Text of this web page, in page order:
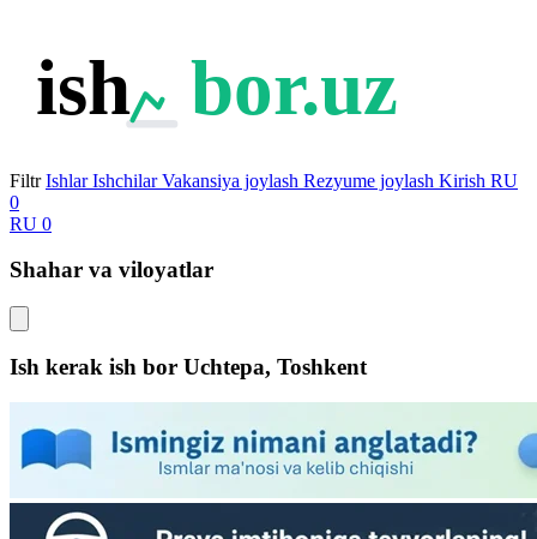
ish bor.uz
Filtr Ishlar Ishchilar Vakansiya joylash Rezyume joylash Kirish RU
0
RU 0
Shahar va viloyatlar
Ish kerak ish bor Uchtepa, Toshkent